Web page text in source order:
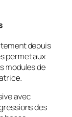
depuis
permet aux
modules de
avec
des